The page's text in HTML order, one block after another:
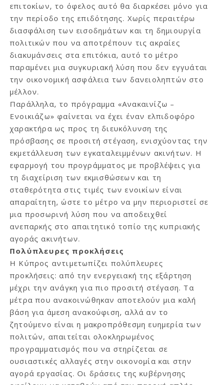
επιτοκίων, το όφελος αυτό θα διαρκέσει μόνο για
την περίοδο της επιδότησης. Χωρίς περαιτέρω
διασφάλιση των εισοδημάτων και τη δημιουργία
πολιτικών που να αποτρέπουν τις ακραίες
διακυμάνσεις στα επιτόκια, αυτό το μέτρο
παραμένει μια συγκυριακή λύση που δεν εγγυάται
την οικονομική ασφάλεια των δανειοληπτών στο
μέλλον.
Παράλληλα, το πρόγραμμα «Ανακαινίζω –
Ενοικιάζω» φαίνεται να έχει έναν ελπιδοφόρο
χαρακτήρα ως προς τη διευκόλυνση της
πρόσβασης σε προσιτή στέγαση, ενισχύοντας την
εκμετάλλευση των εγκαταλειμμένων ακινήτων. Η
εφαρμογή του προγράμματος με προβλέψεις για
τη διαχείριση των εκμισθώσεων και τη
σταθερότητα στις τιμές των ενοικίων είναι
απαραίτητη, ώστε το μέτρο να μην περιοριστεί σε
μια προσωρινή λύση που να αποδειχθεί
ανεπαρκής στο απαιτητικό τοπίο της κυπριακής
αγοράς ακινήτων.
Πολύπλευρες προκλήσεις
Η Κύπρος αντιμετωπίζει πολύπλευρες
προκλήσεις: από την ενεργειακή της εξάρτηση
μέχρι την ανάγκη για πιο προσιτή στέγαση. Τα
μέτρα που ανακοινώθηκαν αποτελούν μια καλή
βάση για άμεση ανακούφιση, αλλά αν το
ζητούμενο είναι η μακροπρόθεσμη ευημερία των
πολιτών, απαιτείται ολοκληρωμένος
προγραμματισμός που να στηρίζεται σε
ουσιαστικές αλλαγές στην οικονομία και στην
αγορά εργασίας. Οι δράσεις της κυβέρνησης